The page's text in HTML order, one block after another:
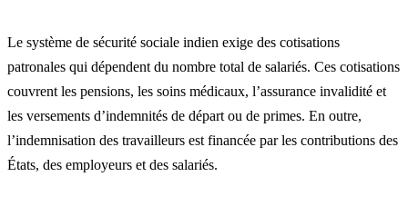
Le système de sécurité sociale indien exige des cotisations
patronales qui dépendent du nombre total de salariés. Ces cotisations
couvrent les pensions, les soins médicaux, l’assurance invalidité et
les versements d’indemnités de départ ou de primes. En outre,
l’indemnisation des travailleurs est financée par les contributions des
États, des employeurs et des salariés.